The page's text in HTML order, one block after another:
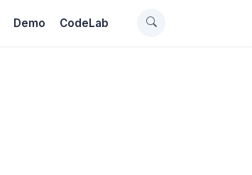
Demo CodeLab